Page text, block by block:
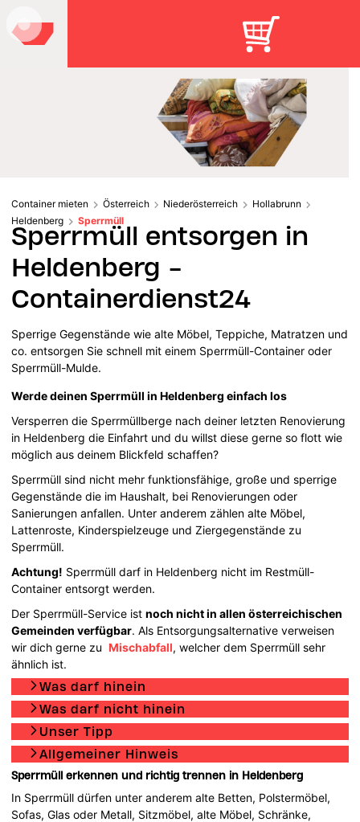
Container mieten Österreich Niederösterreich
Hollabrunn
Heldenberg
Sperrmüll
Sperrmüll entsorgen in
Heldenberg -
Containerdienst24
Sperrige Gegenstände wie alte Möbel, Teppiche, Matratzen und
co. entsorgen Sie schnell mit einem Sperrmüll-Container oder
Sperrmüll-Mulde.
Werde deinen Sperrmüll in Heldenberg einfach los
Versperren die Sperrmüllberge nach deiner letzten Renovierung
in Heldenberg die Einfahrt und du willst diese gerne so flott wie
möglich aus deinem Blickfeld schaffen?
Sperrmüll sind nicht mehr funktionsfähige, große und sperrige
Gegenstände die im Haushalt, bei Renovierungen oder
Sanierungen anfallen. Unter anderem zählen alte Möbel,
Lattenroste, Kinderspielzeuge und Ziergegenstände zu
Sperrmüll.
Achtung! Sperrmüll darf in Heldenberg nicht im Restmüll-
Container entsorgt werden.
Der Sperrmüll-Service istnoch nicht in allen österreichischen
Gemeinden verfügbar. Als Entsorgungsalternative verweisen
wir dich gerne zu Mischabfall, welcher dem Sperrmüll sehr
ähnlich ist.
Was darf hinein
Was darf nicht hinein
Unser Tipp
Allgemeiner Hinweis
Sperrmüll erkennen und richtig trennen in Heldenberg
In Sperrmüll dürfen unter anderem alte Betten, Polstermöbel,
Sofas, Glas oder Metall, Sitzmöbel, alte Möbel, Schränke,